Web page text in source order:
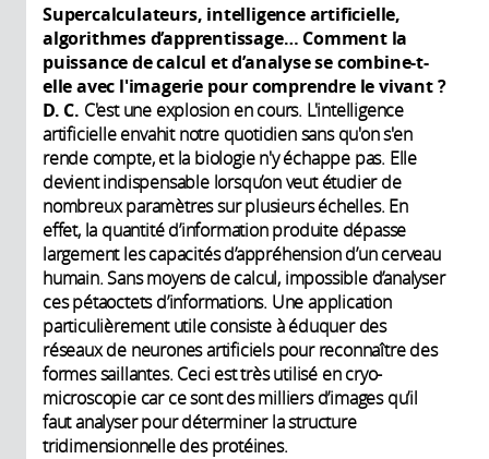
Supercalculateurs, intelligence artificielle,
algorithmes d’apprentissage… Comment la
puissance de calcul et d’analyse se combine-t-
elle avec l'imagerie pour comprendre le vivant ?
D. C. C'est une explosion en cours. L'intelligence
artificielle envahit notre quotidien sans qu'on s'en
rende compte, et la biologie n'y échappe pas. Elle
devient indispensable lorsqu’on veut étudier de
nombreux paramètres sur plusieurs échelles. En
effet, la quantité d’information produite dépasse
largement les capacités d’appréhension d’un cerveau
humain. Sans moyens de calcul, impossible d’analyser
ces pétaoctets d’informations. Une application
particulièrement utile consiste à éduquer des
réseaux de neurones artificiels pour reconnaître des
formes saillantes. Ceci est très utilisé en cryo-
microscopie car ce sont des milliers d’images qu’il
faut analyser pour déterminer la structure
tridimensionnelle des protéines.